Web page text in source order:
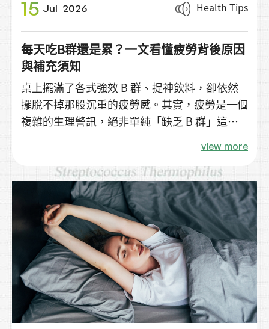
15 Jul 2026 Health Tips
每天吃B群還是累？一文看懂疲勞背後原因
與補充須知
桌上擺滿了各式強效 B 群、提神飲料，卻依然
擺脫不掉那股沉重的疲勞感。其實，疲勞是一個
複雜的生理警訊，絕非單純「缺乏 B 群」這麼
及那些你可能忽略的疲勞元凶！ 💡 核心觀念先
知道：B 群不是「提神藥」，它本身不含能量，
而是協助身體將食物轉換為能量的「輔酶（催化
劑）」。
view more